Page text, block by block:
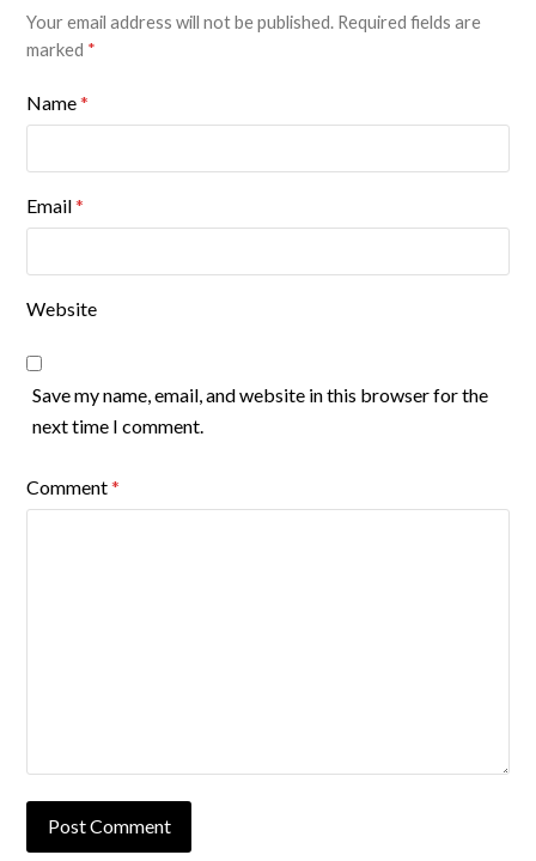
Your email address will not be published. Required fields are
marked *
Name*
Email*
Website
Save my name, email, and website in this browser for the
next time I comment.
Comment*